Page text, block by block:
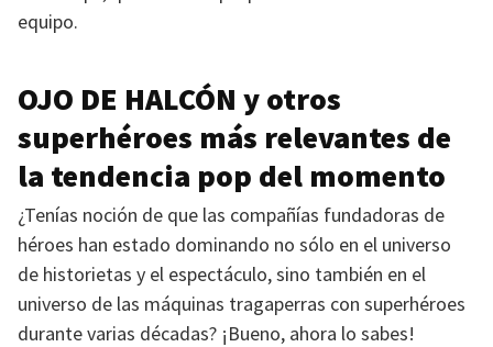
equipo.
OJO DE HALCÓN y otros
superhéroes más relevantes de
la tendencia pop del momento
¿Tenías noción de que las compañías fundadoras de
héroes han estado dominando no sólo en el universo
de historietas y el espectáculo, sino también en el
universo de las máquinas tragaperras con superhéroes
durante varias décadas? ¡Bueno, ahora lo sabes!